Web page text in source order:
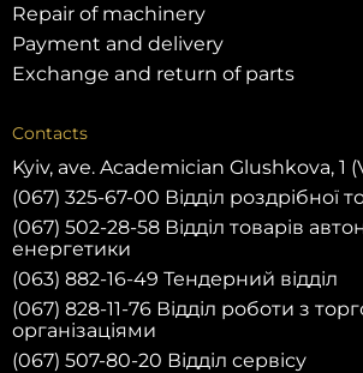
Repair of machinery
Payment and delivery
Exchange and return of parts
Contacts
Kyiv, ave. Academician Glushkova, 1
(067) 325-67-00 Відділ роздрібної
(067) 502-28-58 Відділ товарів
енергетики
(063) 882-16-49 Тендерний відділ
(067) 828-11-76 Відділ роботи з
організаціями
(067) 507-80-20 Відділ сервісу